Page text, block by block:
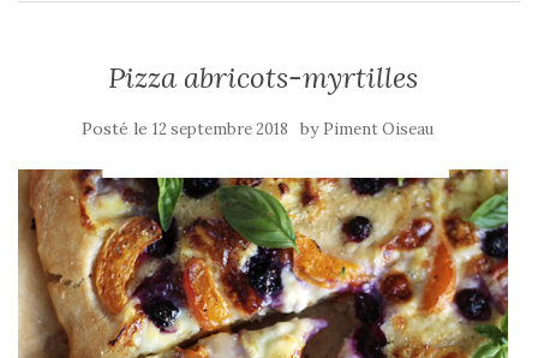
Pizza abricots-myrtilles
Posté le 12 septembre 2018 by Piment Oiseau